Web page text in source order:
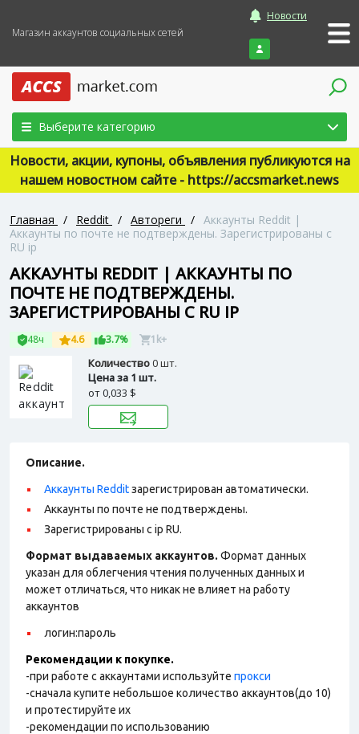
Магазин аккаунтов социальных сетей
Новости
Войти
Выберите категорию
Новости, акции, купоны, объявления публикуются на
нашем новостном сайте - https://accsmarket.news
Главная / Reddit / Автореги / Аккаунты Reddit |
Аккаунты по почте не подтверждены. Зарегистрированы с
RU ip
АККАУНТЫ REDDIT | АККАУНТЫ ПО
ПОЧТЕ НЕ ПОДТВЕРЖДЕНЫ.
ЗАРЕГИСТРИРОВАНЫ С RU IP
48ч 4.6 3.7% 1k+
Количество0 шт.
Цена за 1 шт.
от0,033 $
Описание.
Аккаунты Redditзарегистрирован автоматически.
Аккаунты по почте не подтверждены.
Зарегистрированы с ip RU.
Формат выдаваемых аккаунтов. Формат данных
указан для облегчения чтения полученных данных и
может отличаться, что никак не влияет на работу
аккаунтов
логин:пароль
Рекомендации к покупке.
-при работе с аккаунтами используйте прокси
-сначала купите небольшое количество аккаунтов(до 10)
и протестируйте их
-рекомендации по использованию